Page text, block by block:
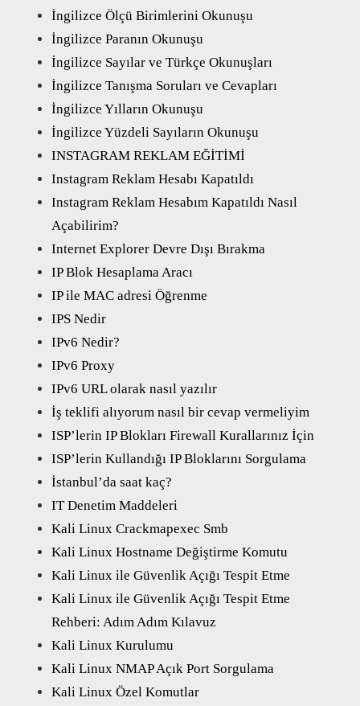
İngilizce Ölçü Birimlerini Okunuşu
İngilizce Paranın Okunuşu
İngilizce Sayılar ve Türkçe Okunuşları
İngilizce Tanışma Soruları ve Cevapları
İngilizce Yılların Okunuşu
İngilizce Yüzdeli Sayıların Okunuşu
INSTAGRAM REKLAM EĞİTİMİ
Instagram Reklam Hesabı Kapatıldı
Instagram Reklam Hesabım Kapatıldı Nasıl
Açabilirim?
Internet Explorer Devre Dışı Bırakma
IP Blok Hesaplama Aracı
IP ile MAC adresi Öğrenme
IPS Nedir
IPv6 Nedir?
IPv6 Proxy
IPv6 URL olarak nasıl yazılır
İş teklifi alıyorum nasıl bir cevap vermeliyim
ISP’lerin IP Blokları Firewall Kurallarınız İçin
ISP’lerin Kullandığı IP Bloklarını Sorgulama
İstanbul’da saat kaç?
IT Denetim Maddeleri
Kali Linux Crackmapexec Smb
Kali Linux Hostname Değiştirme Komutu
Kali Linux ile Güvenlik Açığı Tespit Etme
Kali Linux ile Güvenlik Açığı Tespit Etme
Rehberi: Adım Adım Kılavuz
Kali Linux Kurulumu
Kali Linux NMAP Açık Port Sorgulama
Kali Linux Özel Komutlar